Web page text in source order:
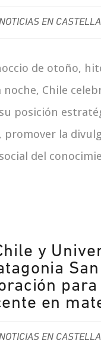
NOTICIAS EN
de otoño,
Chile
posición
promover la
del
y
en
NOTICIAS EN